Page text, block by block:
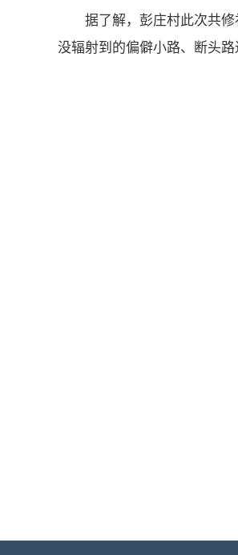
据了解，彭庄村此次共
没辐射到的偏僻小路、断头